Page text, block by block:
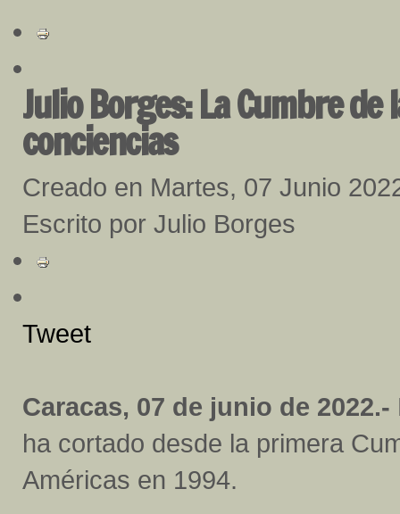
Julio Borges: La Cumbre
conciencias
Creado en Martes, 07 Junio
Escrito por Julio Borges
Tweet
Caracas, 07 de junio de 2022.-
ha cortado desde la primera
Américas en 1994.